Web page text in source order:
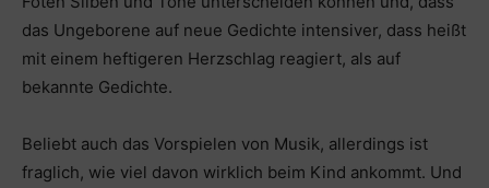
das Ungeborene auf neue Gedichte intensiver, dass heißt
mit einem heftigeren Herzschlag reagiert, als auf
bekannte Gedichte.
Beliebt auch das Vorspielen von Musik, allerdings ist
fraglich, wie viel davon wirklich beim Kind ankommt. Und